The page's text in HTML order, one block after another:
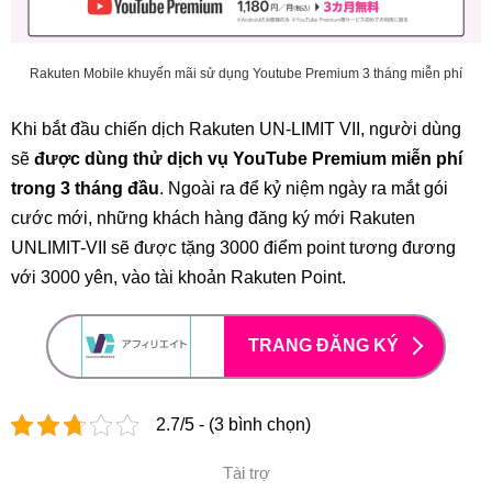
Rakuten Mobile khuyến mãi sử dụng Youtube Premium 3 tháng miễn phí
Khi bắt đầu chiến dịch Rakuten UN-LIMIT VII, người dùng
sẽ được dùng thử dịch vụ YouTube Premium miễn phí
trong 3 tháng đầu. Ngoài ra để kỷ niệm ngày ra mắt gói
cước mới, những khách hàng đăng ký mới Rakuten
UNLIMIT-VII sẽ được tặng 3000 điểm point tương đương
với 3000 yên, vào tài khoản Rakuten Point.
TRANG ĐĂNG KÝ
2.7/5 - (3 bình chọn)
Tài trợ